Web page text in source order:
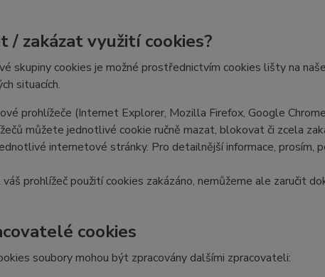
/ zakázat využití cookies?
skupiny cookies je možné prostřednictvím cookies lišty na
situacích.
prohlížeče (Internet Explorer, Mozilla Firefox, Google
můžete jednotlivé cookie ručně mazat, blokovat či zcela
internetové stránky. Pro detailnější informace, prosím,
prohlížeč použití cookies zakázáno, nemůžeme ale zaručit
cookies
soubory mohou být zpracovány dalšími zpracovateli: